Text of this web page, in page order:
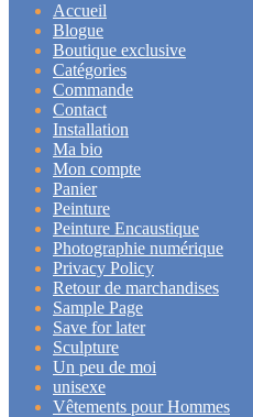
Accueil
Blogue
Boutique exclusive
Catégories
Commande
Contact
Installation
Ma bio
Mon compte
Panier
Peinture
Peinture Encaustique
Photographie numérique
Privacy Policy
Retour de marchandises
Sample Page
Save for later
Sculpture
Un peu de moi
unisexe
Vêtements pour Hommes